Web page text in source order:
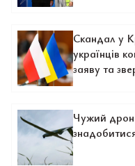
Скандал у
українців
заяву та
Чужий дрон